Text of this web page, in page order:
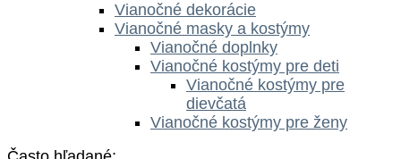
Vianočné dekorácie
Vianočné masky a kostýmy
Vianočné doplnky
Vianočné kostýmy pre deti
Vianočné kostýmy pre
dievčatá
Vianočné kostýmy pre ženy